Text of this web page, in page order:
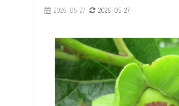
2026-05-27 2026-05-27